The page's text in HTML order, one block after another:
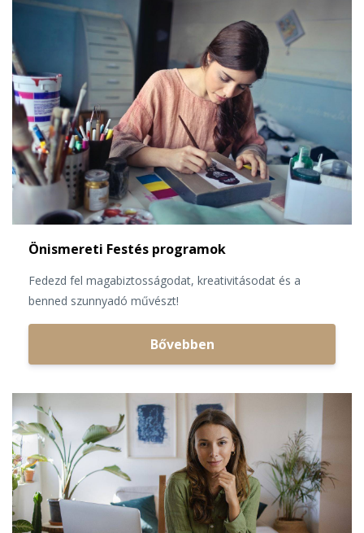
Önismereti Festés programok
Fedezd fel magabiztosságodat, kreativitásodat és a
benned szunnyadó művészt!
Bővebben